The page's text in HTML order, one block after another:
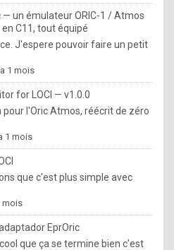
.
I
f
y
o
u
w
a
n
t
o
— un émulateur ORIC-1 / Atmos
C11, tout équipé
J'espere pouvoir faire un petit
1 mois
for LOCI — v1.0.0
pour l'Oric Atmos, réécrit de zéro
1 mois
que c'est plus simple avec
mois
EprOric
que ça se termine bien c'est